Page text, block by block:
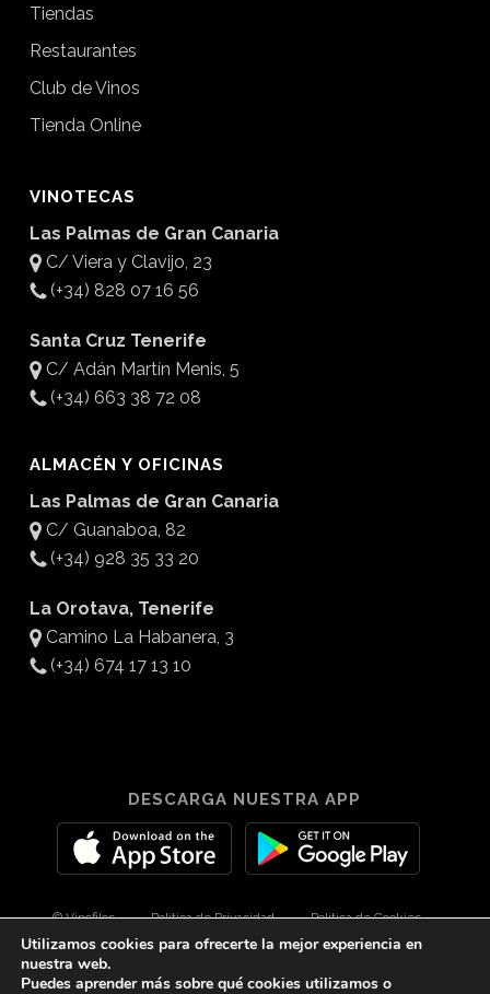
Tiendas
Restaurantes
Club de Vinos
Tienda Online
VINOTECAS
Las Palmas de Gran Canaria
C/ Viera y Clavijo, 23
(+34) 828 07 16 56
Santa Cruz Tenerife
C/ Adán Martín Menis, 5
(+34) 663 38 72 08
ALMACÉN Y OFICINAS
Las Palmas de Gran Canaria
C/ Guanaboa, 82
(+34) 928 35 33 20
La Orotava, Tenerife
Camino La Habanera, 3
(+34) 674 17 13 10
DESCARGA NUESTRA APP
© Vinofilos Política de Privacidad Política de Cookies
Aviso Legal Diseño por 3Com Maketing
Utilizamos cookies para ofrecerte la mejor experiencia en
nuestra web.
Puedes aprender más sobre qué cookies utilizamos o